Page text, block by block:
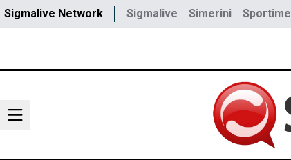
Sigmalive Network Sigmalive Simerini Sportime